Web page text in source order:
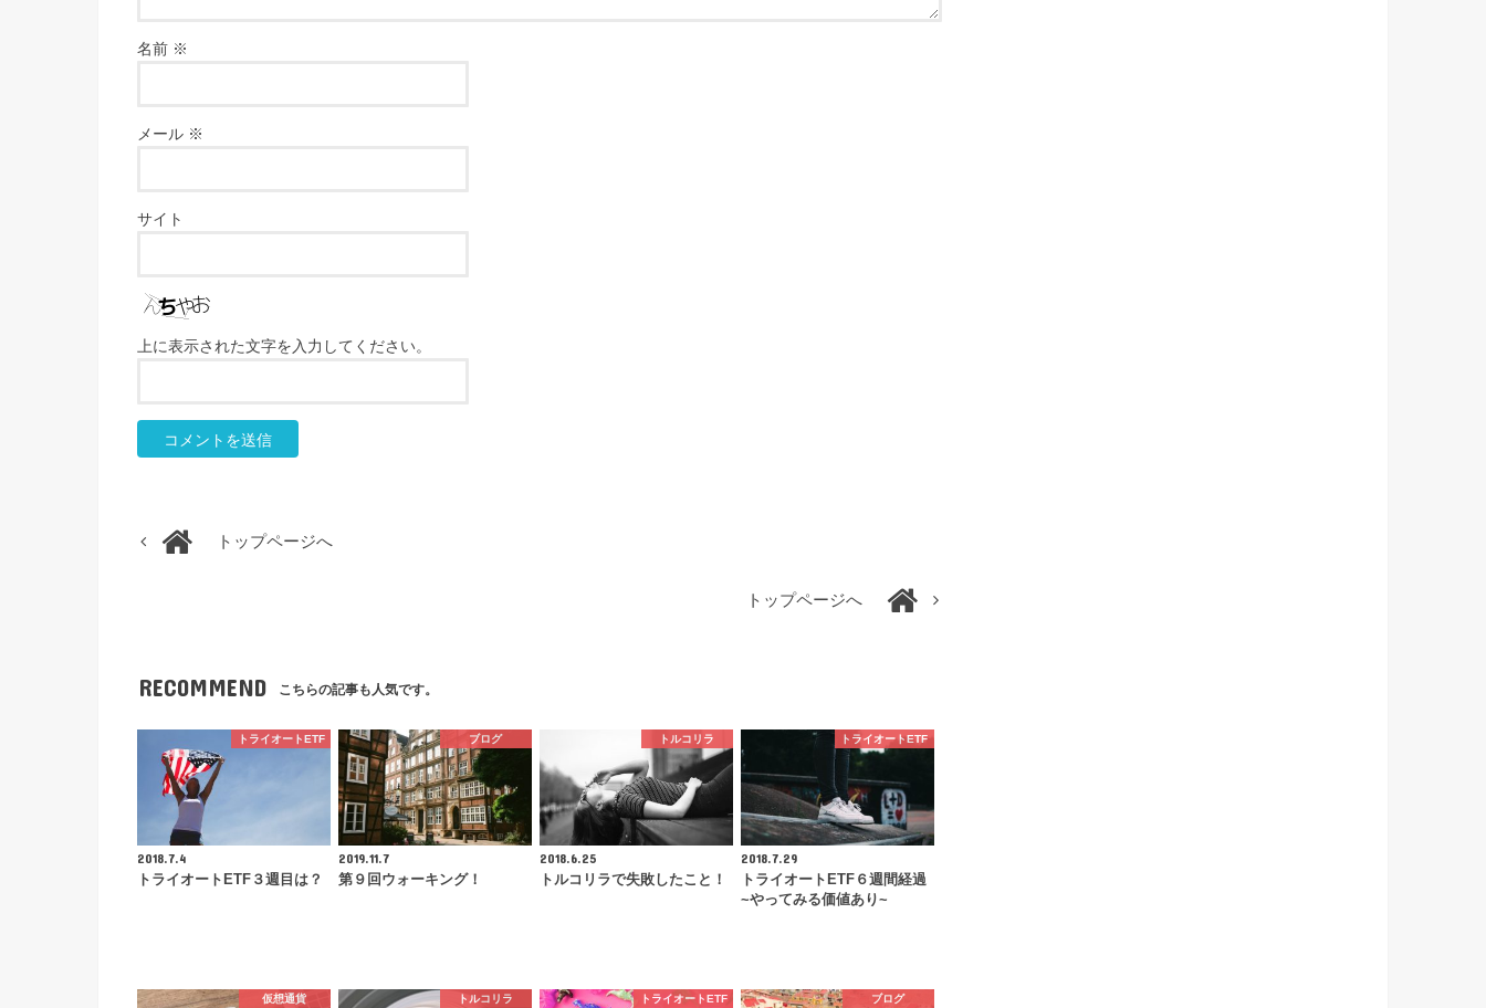
名前 ※
メール ※
サイト
上に表示された文字を入力してください。
トップページへ
トップページへ
RECOMMEND こちらの記事も人気です。
トライオートETF
2018.7.4
トライオートETF３週目は？
ブログ
2019.11.7
第９回ウォーキング！
トルコリラ
2018.6.25
トルコリラで失敗したこと！
トライオートETF
2018.7.29
トライオートETF６週間経過
~やってみる価値あり~
仮想通貨 トルコリラ トライオートETF ブログ